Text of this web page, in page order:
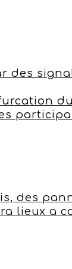
des
du
des
lieux a